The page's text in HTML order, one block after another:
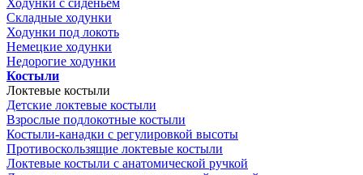
Ходунки с сиденьем
Складные ходунки
Ходунки под локоть
Немецкие ходунки
Недорогие ходунки
Костыли
Локтевые костыли
Детские локтевые костыли
Взрослые подлокотные костыли
Костыли-канадки с регулировкой высоты
Противоскользящие локтевые костыли
Локтевые костыли с анатомической ручкой